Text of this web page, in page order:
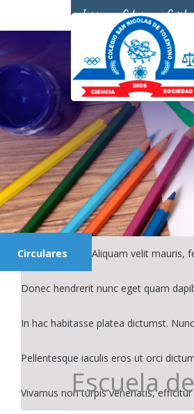
Inicio Colegio Covid-
Circulares Aliquam velit mauris,
Donec hendrerit nunc eget quam
In hac habitasse platea dictumst.
Pellentesque iaculis eros ut orci
Vivamus non turpis venenatis,
Escuela